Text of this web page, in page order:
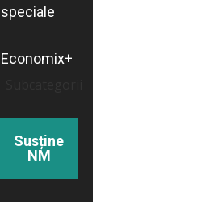
speciale
Economix+
Susține
NM